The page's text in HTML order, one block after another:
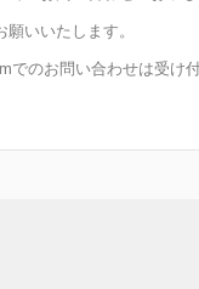
いいたします。
でのお問い合わせは受け